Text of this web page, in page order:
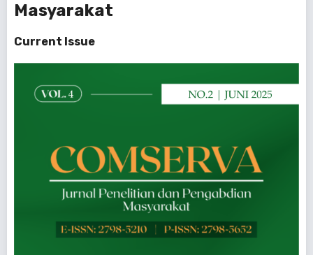
Masyarakat
Current Issue